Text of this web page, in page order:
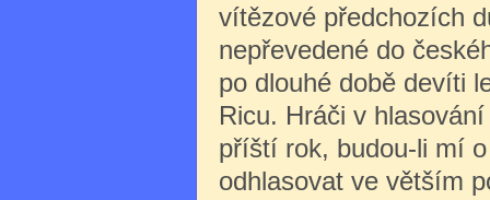
vítězové předchozích
nepřevedené do
po dlouhé době devíti
Ricu. Hráči v
příští rok, budou-li mí
odhlasovat ve větším